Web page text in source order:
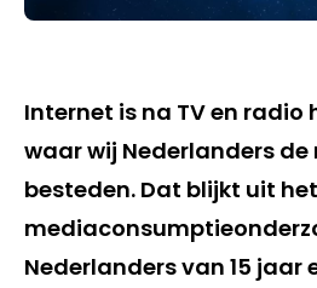
Internet is na TV en
waar wij Nederlanders
besteden. Dat blijkt uit
Nederlanders van 15 jaar